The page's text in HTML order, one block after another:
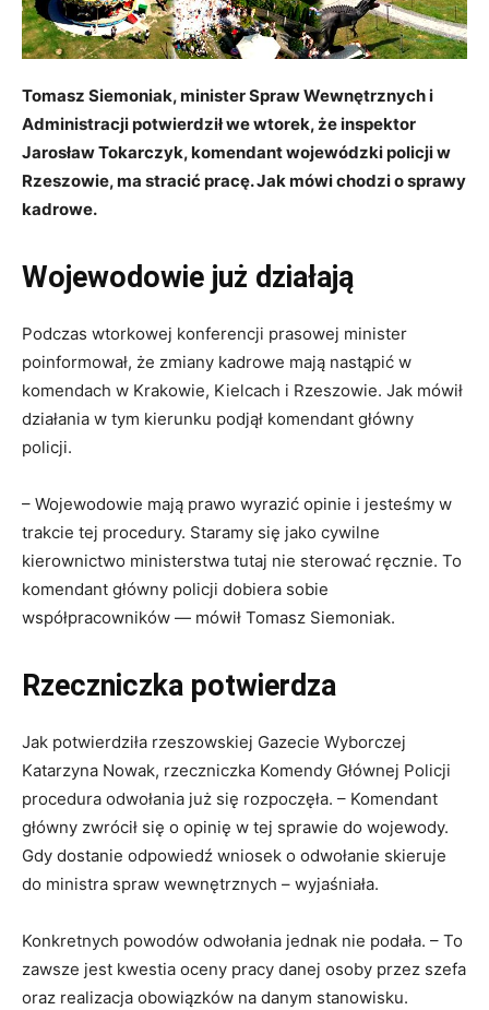
Tomasz Siemoniak, minister Spraw Wewnętrznych i
Administracji potwierdził we wtorek, że inspektor
Jarosław Tokarczyk, komendant wojewódzki policji w
Rzeszowie, ma stracić pracę. Jak mówi chodzi o sprawy
kadrowe.
Wojewodowie już działają
Podczas wtorkowej konferencji prasowej minister
poinformował, że zmiany kadrowe mają nastąpić w
komendach w Krakowie, Kielcach i Rzeszowie. Jak mówił
działania w tym kierunku podjął komendant główny
policji.
– Wojewodowie mają prawo wyrazić opinie i jesteśmy w
trakcie tej procedury. Staramy się jako cywilne
kierownictwo ministerstwa tutaj nie sterować ręcznie. To
komendant główny policji dobiera sobie
współpracowników — mówił Tomasz Siemoniak.
Rzeczniczka potwierdza
Jak potwierdziła rzeszowskiej Gazecie Wyborczej
Katarzyna Nowak, rzeczniczka Komendy Głównej Policji
procedura odwołania już się rozpoczęła. – Komendant
główny zwrócił się o opinię w tej sprawie do wojewody.
Gdy dostanie odpowiedź wniosek o odwołanie skieruje
do ministra spraw wewnętrznych – wyjaśniała.
Konkretnych powodów odwołania jednak nie podała. – To
zawsze jest kwestia oceny pracy danej osoby przez szefa
oraz realizacja obowiązków na danym stanowisku.